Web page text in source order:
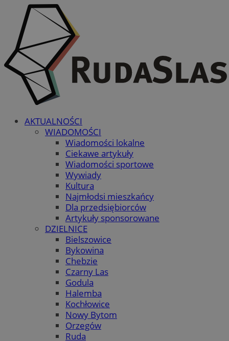
AKTUALNOŚCI
WIADOMOŚCI
Wiadomości lokalne
Ciekawe artykuły
Wiadomości sportowe
Wywiady
Kultura
Najmłodsi mieszkańcy
Dla przedsiębiorców
Artykuły sponsorowane
DZIELNICE
Bielszowice
Bykowina
Chebzie
Czarny Las
Godula
Halemba
Kochłowice
Nowy Bytom
Orzegów
Ruda